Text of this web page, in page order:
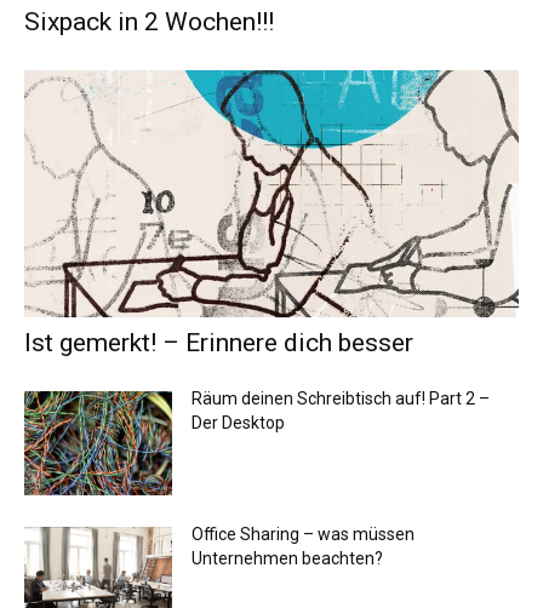
Sixpack in 2 Wochen!!!
Ist gemerkt! – Erinnere dich besser
Räum deinen Schreibtisch auf! Part 2 –
Der Desktop
Office Sharing – was müssen
Unternehmen beachten?